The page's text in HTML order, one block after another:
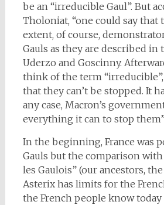
be an “irreducible Gaul”. But
Tholoniat, “one could say that
extent, of course,
Gauls as they are described in
Uderzo and Goscinny.
think of the term
that they can’t be stopped. It
any case, Macron’s
everything it can to stop
In the beginning, France was
Gauls but the comparison with
les Gaulois” (our ancestors,
Asterix has limits for the
the French people know today